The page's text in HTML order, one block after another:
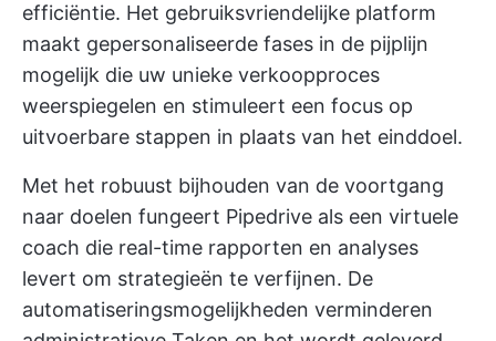
efficiëntie. Het gebruiksvriendelijke platform
maakt gepersonaliseerde fases in de pijplijn
mogelijk die uw unieke verkoopproces
weerspiegelen en stimuleert een focus op
uitvoerbare stappen in plaats van het einddoel.
Met het robuust bijhouden van de voortgang
naar doelen fungeert Pipedrive als een virtuele
coach die real-time rapporten en analyses
levert om strategieën te verfijnen. De
automatiseringsmogelijkheden verminderen